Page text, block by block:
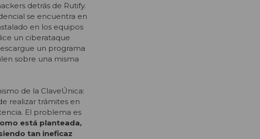
detrás de Rutify.
se encuentra en
en los equipos
un ciberataque
un programa
sobre una misma
de la ClaveÚnica:
realizar trámites en
El problema es
está planteada,
tan ineficaz